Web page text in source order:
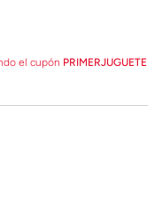
el cupón PRIMERJUGUETE